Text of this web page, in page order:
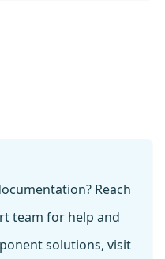
Reach
team for help and
solutions, visit